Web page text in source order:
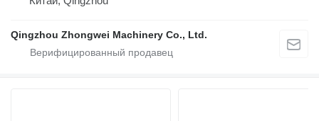
Qingzhou Zhongwei Machinery Co., Ltd.